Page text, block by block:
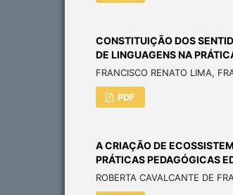
CONSTITUIÇÃO DOS
DE LINGUAGENS NA
FRANCISCO RENATO LIMA,
PDF
A CRIAÇÃO DE
PRÁTICAS PEDAGÓGICAS
ROBERTA CAVALCANTE DE